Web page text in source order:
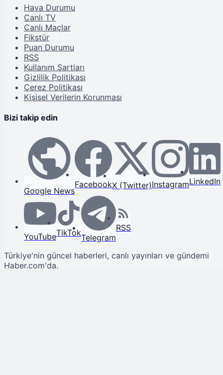
Hava Durumu
Canlı TV
Canlı Maçlar
Fikstür
Puan Durumu
RSS
Kullanım Şartları
Gizlilik Politikası
Çerez Politikası
Kişisel Verilerin Korunması
Bizi takip edin
Google News
FacebookX (Twitter)InstagramLinkedIn
YouTubeTikTokTelegram
RSS
Türkiye'nin güncel haberleri, canlı yayınları ve gündemi
Haber.com'da.